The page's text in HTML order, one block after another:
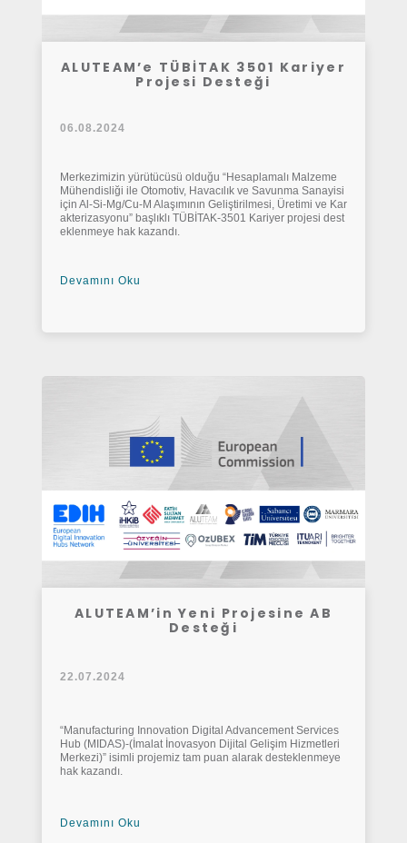
ALUTEAM’e TÜBİTAK 3501 Kariyer
Projesi Desteği
06.08.2024
Merkezimizin yürütücüsü olduğu “Hesaplamalı Malzeme
Mühendisliği ile Otomotiv, Havacılık ve Savunma Sanayisi
için Al-Si-Mg/Cu-M Alaşımının Geliştirilmesi, Üretimi ve Kar
akterizasyonu” başlıklı TÜBİTAK-3501 Kariyer projesi dest
eklenmeye hak kazandı.
Devamını Oku
ALUTEAM’in Yeni Projesine AB
Desteği
22.07.2024
“Manufacturing Innovation Digital Advancement Services
Hub (MIDAS)-(İmalat İnovasyon Dijital Gelişim Hizmetleri
Merkezi)” isimli projemiz tam puan alarak desteklenmeye
hak kazandı.
Devamını Oku